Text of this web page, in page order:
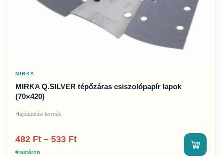
MIRKA
MIRKA Q.SILVER tépőzáras csiszolópapír lapok
(70×420)
Hajóápolási termék
482 Ft – 533 Ft
raktáron